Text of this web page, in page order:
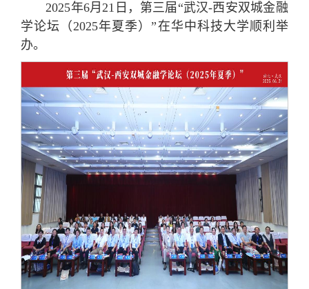
2025年6月21日，第三届“武汉-西安双城金融
学论坛（2025年夏季）”在华中科技大学顺利举
办。